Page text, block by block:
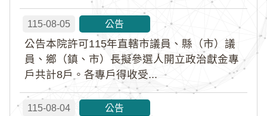
115-08-05 公告
公告本院許可115年直轄市議員、縣（市）議
員、鄉（鎮、市）長擬參選人開立政治獻金專
戶共計8戶。各專戶得收受...
115-08-04 公告